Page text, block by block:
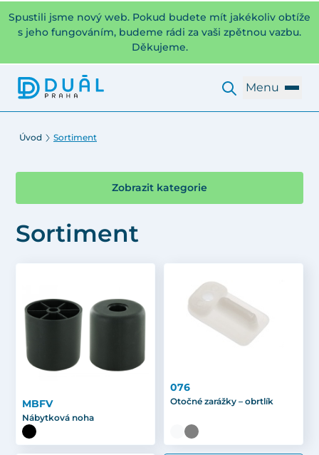
Spustili jsme nový web. Pokud budete mít jakékoliv obtíže
s jeho fungováním, budeme rádi za vaši zpětnou vazbu.
Děkujeme.
Menu
Úvod Sortiment
Zobrazit kategorie
Sortiment
MBFV
Nábytková noha
076
Otočné zarážky – obrtlík